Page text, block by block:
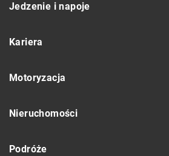
Jedzenie i napoje
Kariera
Motoryzacja
Nieruchomości
Podróże